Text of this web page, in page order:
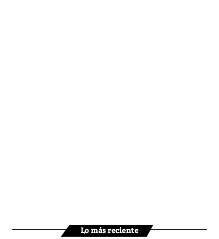
Lo más reciente